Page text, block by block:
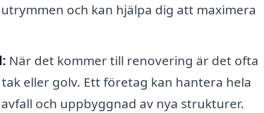
och kan hjälpa dig att maximera
När det kommer till renovering är det ofta
eller golv. Ett företag kan hantera hela
och uppbyggnad av nya strukturer.